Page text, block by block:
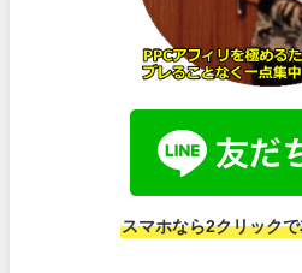
スマホなら2クリック